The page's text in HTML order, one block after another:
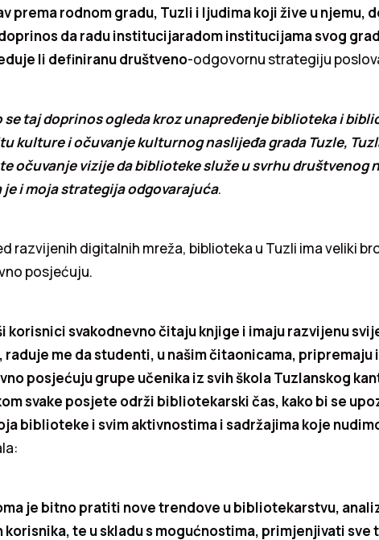
prema rodnom gradu, Tuzli i ljudima koji žive u njemu,
da radu institucijaradom institucijama svog
li definiranu društveno-odgovornu strategiju
se taj doprinos ogleda kroz unapređenje biblioteka i
kulture i očuvanje kulturnog naslijeđa grada Tuzle,
očuvanje vizije da biblioteke služe u svrhu društvenog
je i moja strategija odgovarajuća.
razvijenih digitalnih mreža, biblioteka u Tuzli ima veliki
posjećuju.
korisnici svakodnevno čitaju knjige i imaju razvijenu
raduje me da studenti, u našim čitaonicama, pripremaju
posjećuju grupe učenika iz svih škola Tuzlanskog
svake posjete održi bibliotekarski čas, kako bi se
biblioteke i svim aktivnostima i sadržajima koje
je bitno pratiti nove trendove u bibliotekarstvu,
korisnika, te u skladu s mogućnostima, primjenjivati sve